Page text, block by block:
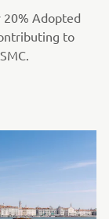
20% Adopted
to